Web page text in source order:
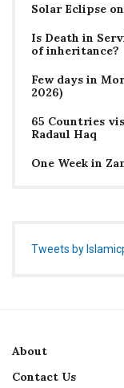
Solar Eclipse
Is Death in
of inheritance?
Few days in
2026)
65 Countries
Radaul Haq
One Week in
Tweets by
About
Contact Us